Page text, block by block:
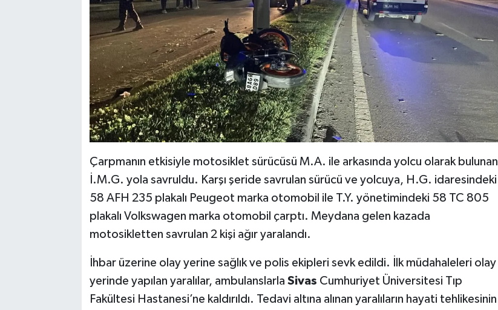
Çarpmanın etkisiyle motosiklet sürücüsü M.A. ile arkasında yolcu olarak bulunan
İ.M.G. yola savruldu. Karşı şeride savrulan sürücü ve yolcuya, H.G. idaresindeki
58 AFH 235 plakalı Peugeot marka otomobil ile T.Y. yönetimindeki 58 TC 805
plakalı Volkswagen marka otomobil çarptı. Meydana gelen kazada
motosikletten savrulan 2 kişi ağır yaralandı.
İhbar üzerine olay yerine sağlık ve polis ekipleri sevk edildi. İlk müdahaleleri olay
yerinde yapılan yaralılar, ambulanslarla Sivas Cumhuriyet Üniversitesi Tıp
Fakültesi Hastanesi’ne kaldırıldı. Tedavi altına alınan yaralıların hayati tehlikesinin